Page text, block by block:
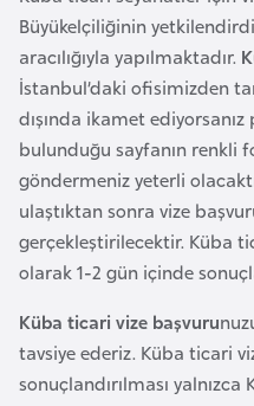
Büyükelçiliğinin
aracılığıyla yapılmaktadır.
İstanbul’daki ofisimizden
dışında ikamet
bulunduğu sayfanın renkli
göndermeniz yeterli
ulaştıktan sonra vize
gerçekleştirilecektir. Küba
olarak 1-2 gün içinde
Küba ticari vize başvuru
tavsiye ederiz. Küba ticari
sonuçlandırılması yalnızca
h
r
e
y
n
a
n
l
a
d